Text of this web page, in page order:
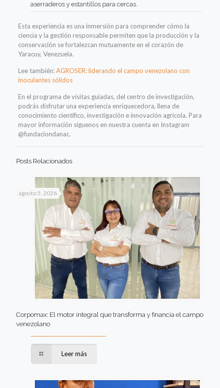
aserraderos y estantillos para cercas.
Esta experiencia es una inmersión para comprender cómo la
ciencia y la gestión responsable permiten que la producción y la
conservación se fortalezcan mutuamente en el corazón de
Yaracuy, Venezuela.
Lee también:AGROSER: liderando el campo venezolano con
inoculantes sólidos
En el programa de visitas guiadas, del centro de investigación,
podrás disfrutar una experiencia enriquecedora, llena de
conocimiento científico, investigación e innovación agrícola. Para
mayor información síguenos en nuestra cuenta en Instagram
@fundaciondanac.
Posts Relacionados
agosto 5, 2026
Corpomax: El motor integral que transforma y financia el campo
venezolano
Leer más